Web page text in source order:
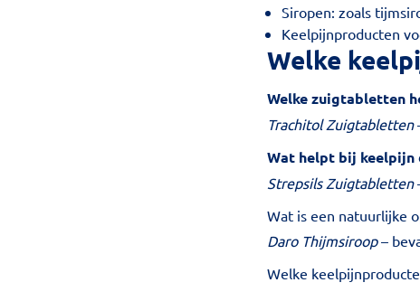
Siropen: zoals
Keelpijnproducten
Welke
Welke zuigtabletten
Trachitol Zuigtabletten
Wat helpt bij keelpijn
Strepsils Zuigtabletten
Wat is een natuurlijke
Daro Thijmsiroop–
Welke